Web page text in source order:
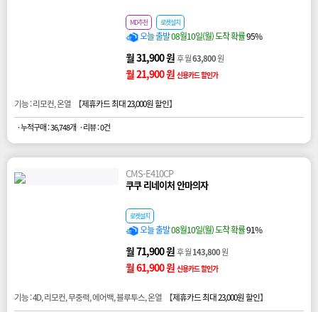
MD추천 로켓설치
오늘 출발08월10일(월) 도착 확률95%
월 31,900 원후 월63,800원
월 21,900 원 신용카드 할인가
기능 : 리모컨, 온열 【제휴카드 최대 23,000원 할인】
· 누적구매 : 36,748개 · 리뷰 : 0건
CMS-E410CP
쿠쿠 리네이처 안마의자
로켓설치
오늘 출발08월10일(월) 도착 확률91%
월 71,900 원후 월143,800원
월 61,900 원 신용카드 할인가
기능 : 4D, 리모컨, 무중력, 에어백, 블루투스, 온열 【제휴카드 최대 23,000원 할인】